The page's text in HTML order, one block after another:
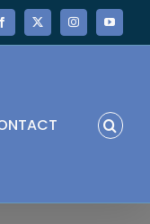
Facebook
X InstagramYouTube